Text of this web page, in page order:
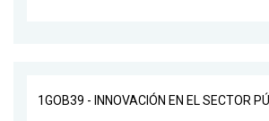
1GOB39 - INNOVACIÓN EN EL SECTOR